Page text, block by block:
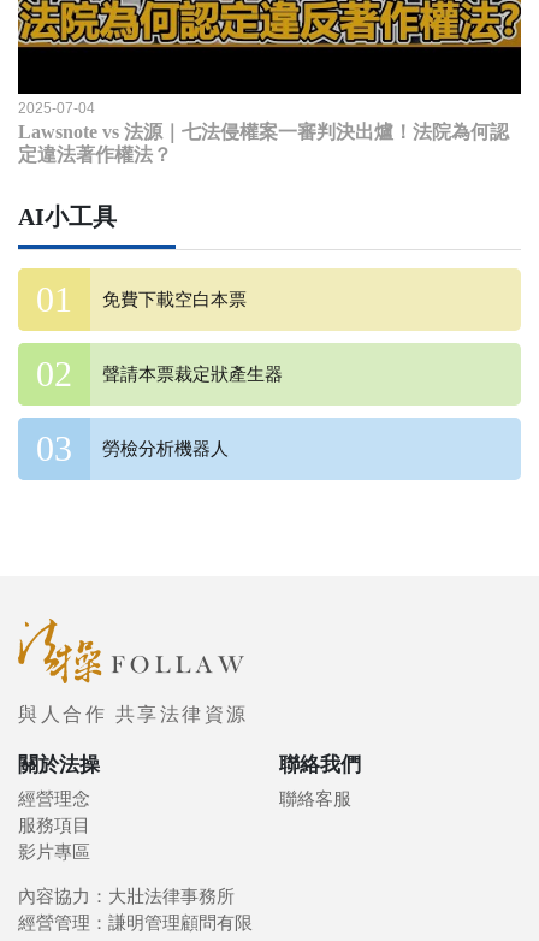
2025-07-04
Lawsnote vs 法源｜七法侵權案一審判決出爐！法院為何認
定違法著作權法？
AI小工具
免費下載空白本票
聲請本票裁定狀產生器
勞檢分析機器人
與人合作 共享法律資源
關於法操
經營理念
服務項目
影片專區
聯絡我們
聯絡客服
內容協力：大壯法律事務所
經營管理：謙明管理顧問有限